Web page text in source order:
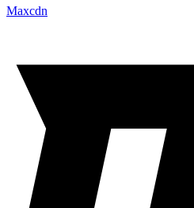
Maxcdn